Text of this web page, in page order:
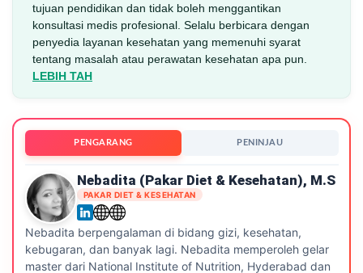
tujuan pendidikan dan tidak boleh menggantikan
konsultasi medis profesional. Selalu berbicara dengan
penyedia layanan kesehatan yang memenuhi syarat
tentang masalah atau perawatan kesehatan apa pun.
LEBIH TAH
PENGARANG PENINJAU
Nebadita (Pakar Diet & Kesehatan), M.S
PAKAR DIET & KESEHATAN
Nebadita berpengalaman di bidang gizi, kesehatan,
kebugaran, dan banyak lagi. Nebadita memperoleh gelar
master dari National Institute of Nutrition, Hyderabad dan